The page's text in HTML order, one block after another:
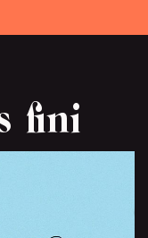
fini